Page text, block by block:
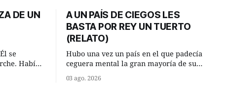
DE UN
se
Habían
en
A UN PAÍS DE CIEGOS LES
BASTA POR REY UN TUERTO
(RELATO)
Hubo una vez un país en el que padecía
ceguera mental la gran mayoría de sus
multitud de ciegos mentales valiéndose
03 ago. 2026